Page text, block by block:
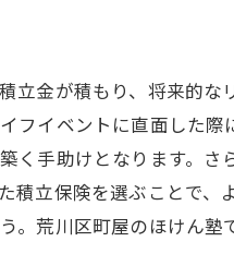
立金が積もり、将来的
フイベントに直面した
く手助けとなります。
積立保険を選ぶことで
荒川区町屋のほけん塾